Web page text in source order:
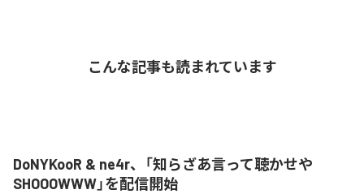
こんな記事も読まれています
DoNYKooR & ne4r、「知らざあ言って聴かせや
SHOOOWWW」を配信開始